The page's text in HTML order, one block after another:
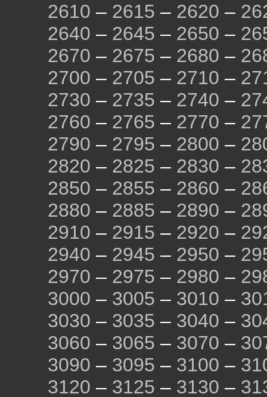
2610 – 2615 – 2620 –
2640 – 2645 – 2650 –
2670 – 2675 – 2680 –
2700 – 2705 – 2710 –
2730 – 2735 – 2740 –
2760 – 2765 – 2770 –
2790 – 2795 – 2800 –
2820 – 2825 – 2830 –
2850 – 2855 – 2860 –
2880 – 2885 – 2890 –
2910 – 2915 – 2920 –
2940 – 2945 – 2950 –
2970 – 2975 – 2980 –
3000 – 3005 – 3010 –
3030 – 3035 – 3040 –
3060 – 3065 – 3070 –
3090 – 3095 – 3100 –
3120 – 3125 – 3130 –